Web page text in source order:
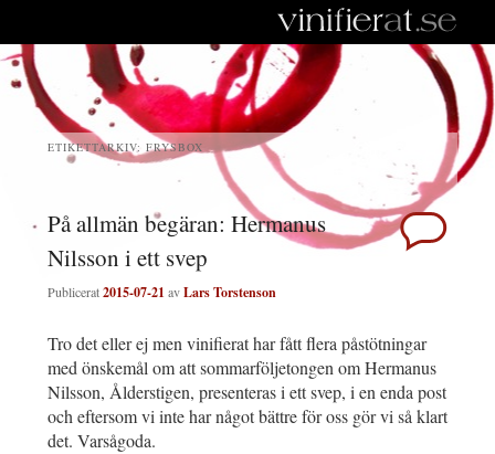
ETIKETTARKIV: FRYSBOX
På allmän begäran: Hermanus
Nilsson i ett svep
Publicerat2015-07-21 avLars Torstenson
Tro det eller ej men vinifierat har fått flera påstötningar
med önskemål om att sommarföljetongen om Hermanus
Nilsson, Ålderstigen, presenteras i ett svep, i en enda post
och eftersom vi inte har något bättre för oss gör vi så klart
det. Varsågoda.